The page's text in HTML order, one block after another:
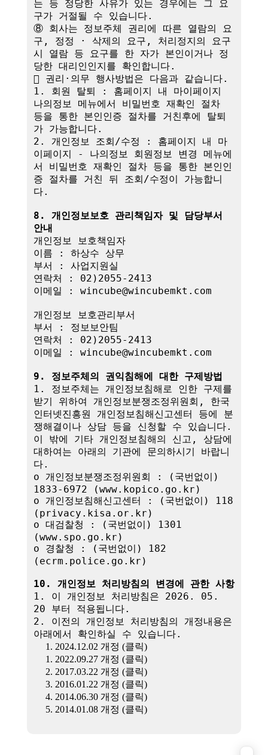
는 등 정당한 사유가 있는 경우에는 그 요
구가 거절될 수 있습니다.
⑧ 회사는 정보주체 권리에 따른 열람의 요
구, 정정 · 삭제의 요구, 처리정지의 요구
시 열람 등 요구를 한 자가 본인이거나 정
당한 대리인인지를 확인합니다.
 권리·의무 행사방법은 다음과 같습니다.
1. 회원 탈퇴 : 홈페이지 내 마이페이지
나의정보 메뉴에서 비밀번호 재확인 절차
등을 통한 본인인증 절차를 거친후에 탈퇴
가 가능합니다.
2. 개인정보 조회/수정 : 홈페이지 내 마
이페이지 - 나의정보 회원정보 변경 메뉴에
서 비밀번호 재확인 절차 등을 통한 본인인
증 절차를 거친 뒤 조회/수정이 가능합니
다.
8. 개인정보보호 관리책임자 및 담당부서
안내
개인정보 보호책임자
이름 : 하상수 상무
부서 : 사업지원실
연락처 : 02)2055-2413
이메일 : wincube@wincubemkt.com
개인정보 보호관리부서
부서 : 정보보안팀
연락처 : 02)2055-2413
이메일 : wincube@wincubemkt.com
9. 정보주체의 권익침해에 대한 구제방법
1. 정보주체는 개인정보침해로 인한 구제를
받기 위하여 개인정보분쟁조정위원회, 한국
인터넷진흥원 개인정보침해신고센터 등에 분
쟁해결이나 상담 등을 신청할 수 있습니다.
이 밖에 기타 개인정보침해의 신고, 상담에
대하여는 아래의 기관에 문의하시기 바랍니
다.
o 개인정보분쟁조정위원회 : (국번없이)
1833-6972 (www.kopico.go.kr)
o 개인정보침해신고센터 : (국번없이) 118
(privacy.kisa.or.kr)
o 대검찰청 : (국번없이) 1301
(www.spo.go.kr)
o 경찰청 : (국번없이) 182
(ecrm.police.go.kr)
10. 개인정보 처리방침의 변경에 관한 사항
1. 이 개인정보 처리방침은 2026. 05.
20 부터 적용됩니다.
2. 이전의 개인정보 처리방침의 개정내용은
아래에서 확인하실 수 있습니다.
1. 2024.12.02 개정 (클릭)
1. 2022.09.27 개정 (클릭)
2. 2017.03.22 개정 (클릭)
3. 2016.01.22 개정 (클릭)
4. 2014.06.30 개정 (클릭)
5. 2014.01.08 개정 (클릭)